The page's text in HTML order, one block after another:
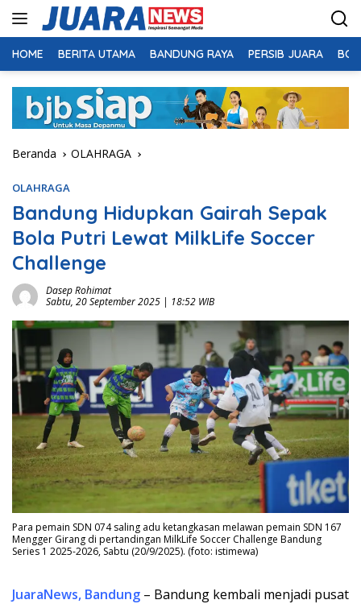
HOME BERITA UTAMA BANDUNG RAYA PERSIB JUARA
Beranda OLAHRAGA
OLAHRAGA
Bandung Hidupkan Gairah Sepak
Bola Putri Lewat MilkLife Soccer
Challenge
Dasep Rohimat
Sabtu, 20 September 2025 | 18:52 WIB
Para pemain SDN 074 saling adu ketangkasan melawan pemain SDN 167
Mengger Girang di pertandingan MilkLife Soccer Challenge Bandung
Series 1 2025-2026, Sabtu (20/9/2025). (foto: istimewa)
JuaraNews, Bandung – Bandung kembali menjadi pusat